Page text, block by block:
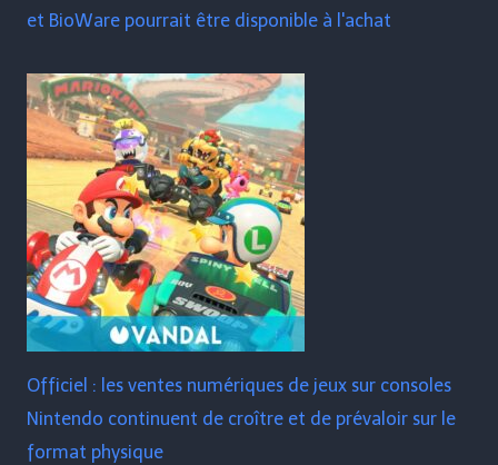
et BioWare pourrait être disponible à l'achat
Officiel : les ventes numériques de jeux sur consoles
Nintendo continuent de croître et de prévaloir sur le
format physique